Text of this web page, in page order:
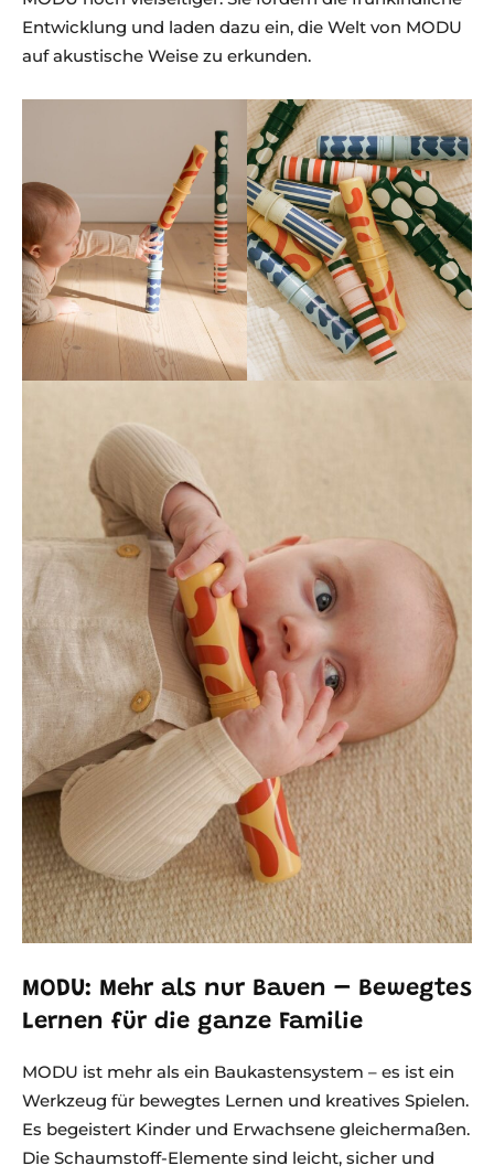
Entwicklung und laden dazu ein, die Welt von MODU
auf akustische Weise zu erkunden.
MODU: Mehr als nur Bauen – Bewegtes
Lernen für die ganze Familie
MODU ist mehr als ein Baukastensystem – es ist ein
Werkzeug für bewegtes Lernen und kreatives Spielen.
Es begeistert Kinder und Erwachsene gleichermaßen.
Die Schaumstoff-Elemente sind leicht, sicher und